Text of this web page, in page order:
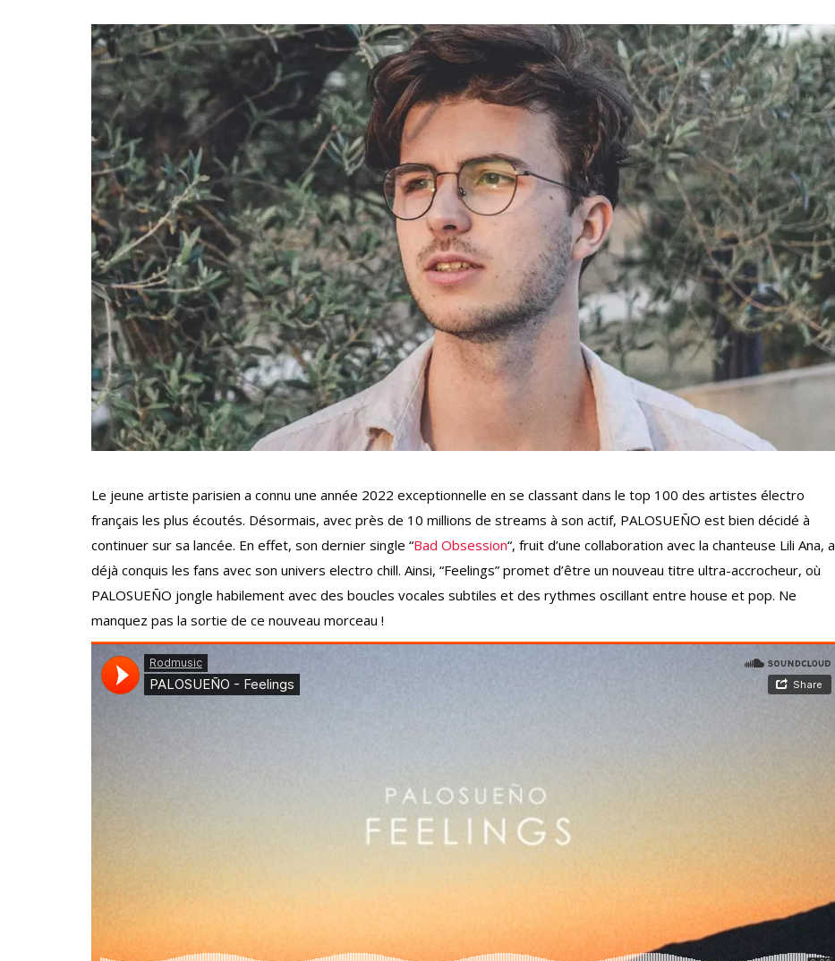
Le jeune artiste parisien a connu une année 2022 exceptionnelle en se classant dans le top 100 des artistes électro
français les plus écoutés. Désormais, avec près de 10 millions de streams à son actif, PALOSUEÑO est bien décidé à
continuer sur sa lancée. En effet, son dernier single “Bad Obsession“, fruit d’une collaboration avec la chanteuse Lili Ana, a
déjà conquis les fans avec son univers electro chill. Ainsi, “Feelings” promet d’être un nouveau titre ultra-accrocheur, où
PALOSUEÑO jongle habilement avec des boucles vocales subtiles et des rythmes oscillant entre house et pop. Ne
manquez pas la sortie de ce nouveau morceau !